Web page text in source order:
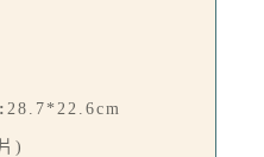
28.7*22.6cm
)